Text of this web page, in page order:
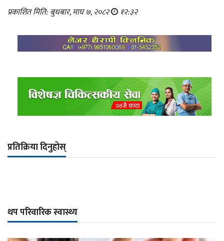
प्रकाशित मिति: बुधबार, माघ ७, २०८२ १२:३२
प्रतिक्रिया दिनुहोस्
थप परिवारिक स्वास्थ्य